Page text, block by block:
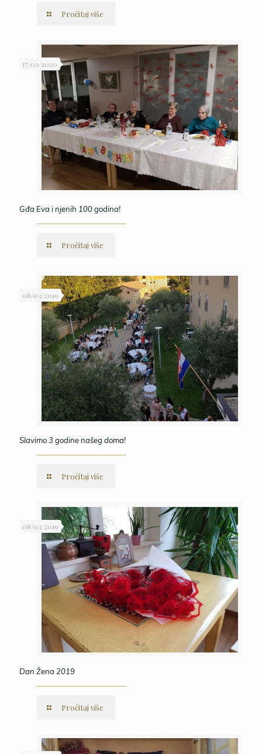
Pročitaj više
17/02/2020
Gđa Eva i njenih 100 godina!
Pročitaj više
08/03/2019
Slavimo 3 godine našeg doma!
Pročitaj više
08/03/2019
Dan Žena 2019
Pročitaj više